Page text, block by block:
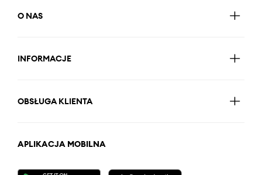
O NAS
INFORMACJE
OBSŁUGA KLIENTA
APLIKACJA MOBILNA